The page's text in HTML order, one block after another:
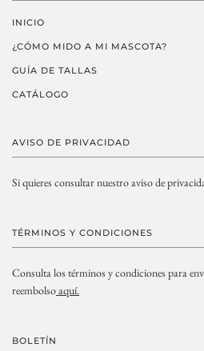
INICIO
¿CÓMO MIDO A MI MASCOTA?
GUÍA DE TALLAS
CATÁLOGO
AVISO DE PRIVACIDAD
Si quieres consultar nuestro aviso de
TÉRMINOS Y CONDICIONES
Consulta los términos y condiciones para
reembolsoaquí.
BOLETÍN